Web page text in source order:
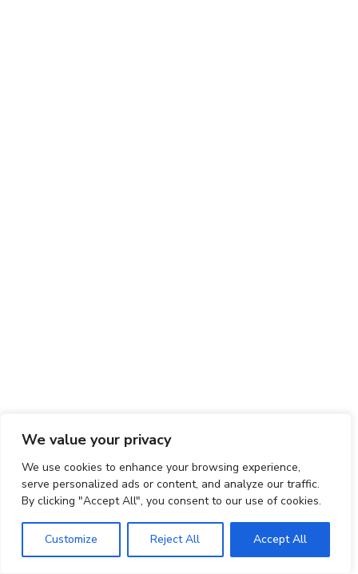
We value your privacy
We use cookies to enhance your browsing experience,
serve personalized ads or content, and analyze our traffic.
By clicking "Accept All", you consent to our use of cookies.
Customize Reject All Accept All